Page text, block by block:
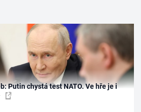
Putin chystá test NATO. Ve hře je i